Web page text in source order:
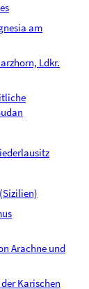
am
Ldkr.
Arachne und
Karischen